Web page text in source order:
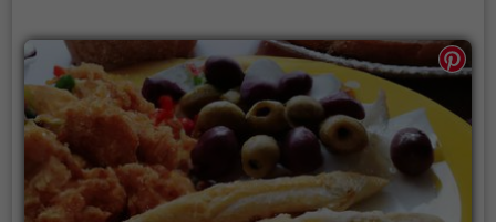
Kuchen am Nachmittag.